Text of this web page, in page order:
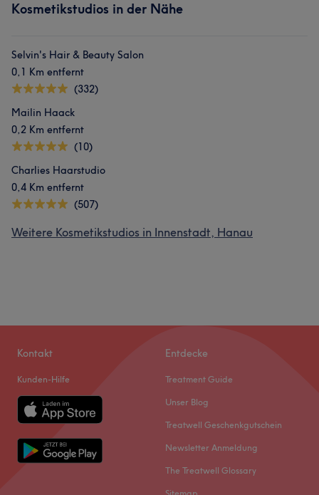
Kosmetikstudios in der Nähe
Selvin's Hair & Beauty Salon
0,1 Km entfernt
(332)
Mailin Haack
0,2 Km entfernt
(10)
Charlies Haarstudio
0,4 Km entfernt
(507)
Weitere Kosmetikstudios in Innenstadt, Hanau
Kontakt
Kunden-Hilfe
Entdecke
Treatment Guide
Unser Blog
Treatwell Geschenkgutschein
Newsletter Anmeldung
The Treatwell Glossary